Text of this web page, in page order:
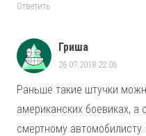
Ответить
Гриша
26.07.2018 22:06
Раньше такие штучки
американских боевиках, а
смертному